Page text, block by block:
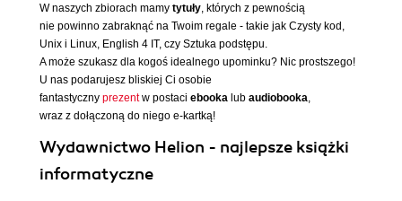
W naszych zbiorach mamy tytuły, których z pewnością
nie powinno zabraknąć na Twoim regale - takie jak Czysty kod,
Unix i Linux, English 4 IT, czy Sztuka podstępu.
A może szukasz dla kogoś idealnego upominku? Nic prostszego!
U nas podarujesz bliskiej Ci osobie
fantastyczny prezentw postaci ebooka lub audiobooka,
wraz z dołączoną do niego e-kartką!
Wydawnictwo Helion - najlepsze książki
informatyczne